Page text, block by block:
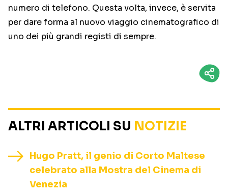
numero di telefono. Questa volta, invece, è servita
per dare forma al nuovo viaggio cinematografico di
uno dei più grandi registi di sempre.
ALTRI ARTICOLI SU NOTIZIE
Hugo Pratt, il genio di Corto Maltese
celebrato alla Mostra del Cinema di
Venezia